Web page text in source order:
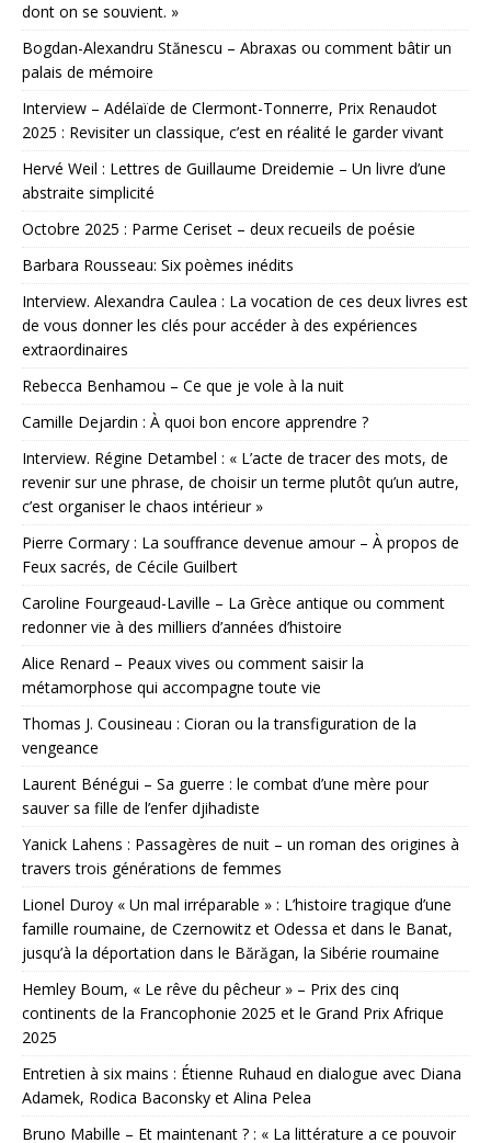
dont on se souvient. »
Bogdan-Alexandru Stănescu – Abraxas ou comment bâtir un
palais de mémoire
Interview – Adélaïde de Clermont-Tonnerre, Prix Renaudot
2025 : Revisiter un classique, c’est en réalité le garder vivant
Hervé Weil : Lettres de Guillaume Dreidemie – Un livre d’une
abstraite simplicité
Octobre 2025 : Parme Ceriset – deux recueils de poésie
Barbara Rousseau: Six poèmes inédits
Interview. Alexandra Caulea : La vocation de ces deux livres est
de vous donner les clés pour accéder à des expériences
extraordinaires
Rebecca Benhamou – Ce que je vole à la nuit
Camille Dejardin : À quoi bon encore apprendre ?
Interview. Régine Detambel : « L’acte de tracer des mots, de
revenir sur une phrase, de choisir un terme plutôt qu’un autre,
c’est organiser le chaos intérieur »
Pierre Cormary : La souffrance devenue amour – À propos de
Feux sacrés, de Cécile Guilbert
Caroline Fourgeaud-Laville – La Grèce antique ou comment
redonner vie à des milliers d’années d’histoire
Alice Renard – Peaux vives ou comment saisir la
métamorphose qui accompagne toute vie
Thomas J. Cousineau : Cioran ou la transfiguration de la
vengeance
Laurent Bénégui – Sa guerre : le combat d’une mère pour
sauver sa fille de l’enfer djihadiste
Yanick Lahens : Passagères de nuit – un roman des origines à
travers trois générations de femmes
Lionel Duroy « Un mal irréparable » : L’histoire tragique d’une
famille roumaine, de Czernowitz et Odessa et dans le Banat,
jusqu’à la déportation dans le Bărăgan, la Sibérie roumaine
Hemley Boum, « Le rêve du pêcheur » – Prix des cinq
continents de la Francophonie 2025 et le Grand Prix Afrique
2025
Entretien à six mains : Étienne Ruhaud en dialogue avec Diana
Adamek, Rodica Baconsky et Alina Pelea
Bruno Mabille – Et maintenant ? : « La littérature a ce pouvoir